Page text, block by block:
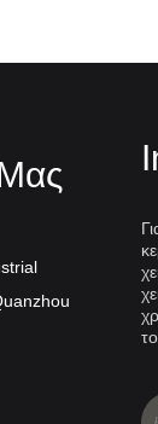
Λευκή
Η φήμη της
δυναστεία των
Η τοποθεσία